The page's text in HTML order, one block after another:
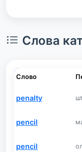
Слова
Слово
penalty
pencil
pencil